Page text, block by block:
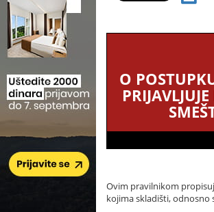
O
Ovim pravilnikom
kojima skladišti,